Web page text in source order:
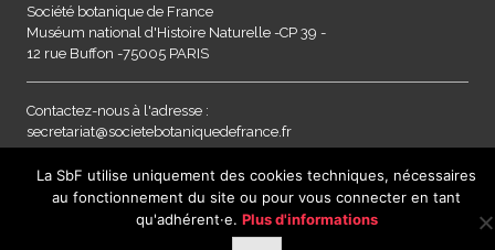
Société botanique de France
Muséum national d'Histoire Naturelle -CP 39 -
12 rue Buffon -75005 PARIS
Contactez-nous à l'adresse :
secretariat@societebotaniquedefrance.fr
MENTIONS LEGALES & RGPD
La SbF utilise uniquement des cookies techniques, nécessaires
au fonctionnement du site ou pour vous connecter en tant
qu'adhérent·e. Plus d'informations